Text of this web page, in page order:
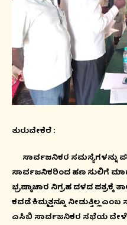
ತುರುವೇಕೆರೆ :
ಸಾರ್ವಜನಿಕರ ಸಮಸ್ಯೆಗಳನ್ನು
ಸಾರ್ವಜನಿಕರಿಂದ ಹಣ ಸುಲಿಗೆ
ಭ್ರಷ್ಠಾಚಾರ ನಿಗ್ರಹ ದಳದ ಪತ್ರಕ್ಕೆ
ಕವಡೆ ಕಿಮ್ಮತ್ತನ್ನೂ ನೀಡುತ್ತಿಲ್ಲ
ಎಸಿಬಿ ಸಾರ್ವಜನಿಕರ ಸಭೆಯ ವೇಳೆ